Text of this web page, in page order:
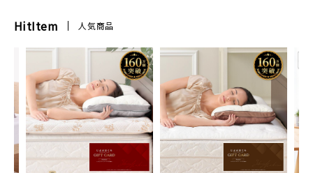
HitItem 人気商品